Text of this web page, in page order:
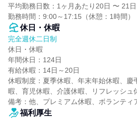
平均勤務日数：1ヶ月あたり20日 〜 21日
勤務時間：9:00～17:15（休憩：1時間）
休日・休暇
完全週休二日制
休日・休暇
年間休日：124日
有給休暇：14日～20日
休暇制度：夏季休暇、年末年始休暇、慶
暇、育児休暇、介護休暇、リフレッシュ
備考：他、プレミアム休暇、ボランティ
福利厚生